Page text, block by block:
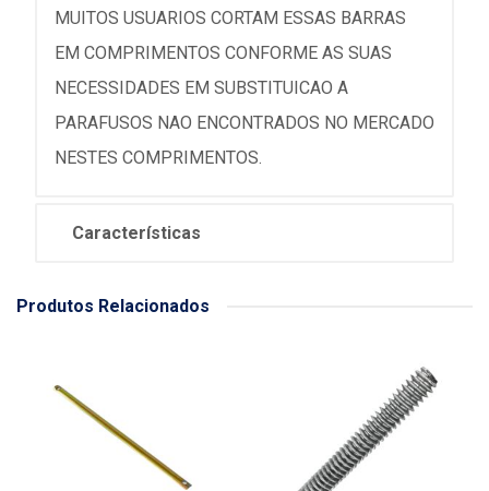
MUITOS USUARIOS CORTAM ESSAS BARRAS
EM COMPRIMENTOS CONFORME AS SUAS
NECESSIDADES EM SUBSTITUICAO A
PARAFUSOS NAO ENCONTRADOS NO MERCADO
NESTES COMPRIMENTOS.
Características
Produtos Relacionados